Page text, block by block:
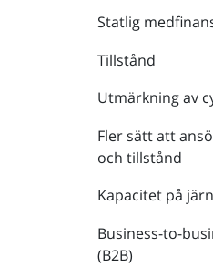
Statlig
Tillstånd
Utmärkning av
Fler sätt att
och tillstånd
Kapacitet på
Business-to-
(B2B)